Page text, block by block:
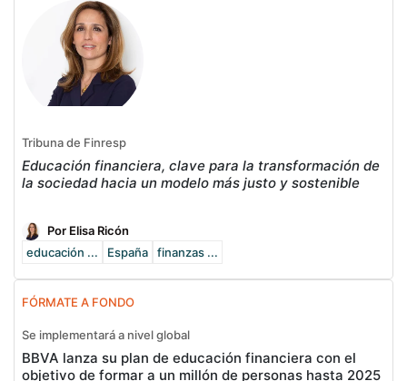
Tribuna de Finresp
Educación financiera, clave para la transformación de
la sociedad hacia un modelo más justo y sostenible
Por Elisa Ricón
educación ...
España finanzas ...
FÓRMATE A FONDO
Se implementará a nivel global
BBVA lanza su plan de educación financiera con el
objetivo de formar a un millón de personas hasta 2025